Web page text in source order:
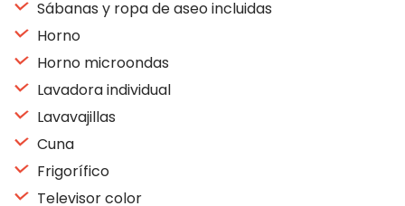
Sábanas y ropa de aseo incluidas
Horno
Horno microondas
Lavadora individual
Lavavajillas
Cuna
Frigorífico
Televisor color